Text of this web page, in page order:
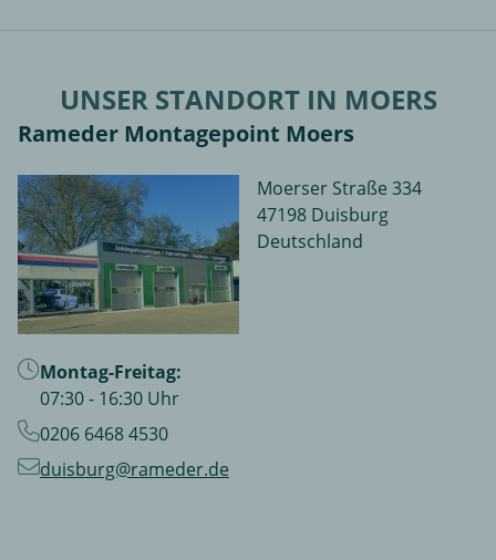
UNSER STANDORT IN MOERS
Rameder Montagepoint Moers
Moerser Straße 334
47198 Duisburg
Deutschland
Montag-Freitag:
07:30 - 16:30 Uhr
0206 6468 4530
duisburg@rameder.de